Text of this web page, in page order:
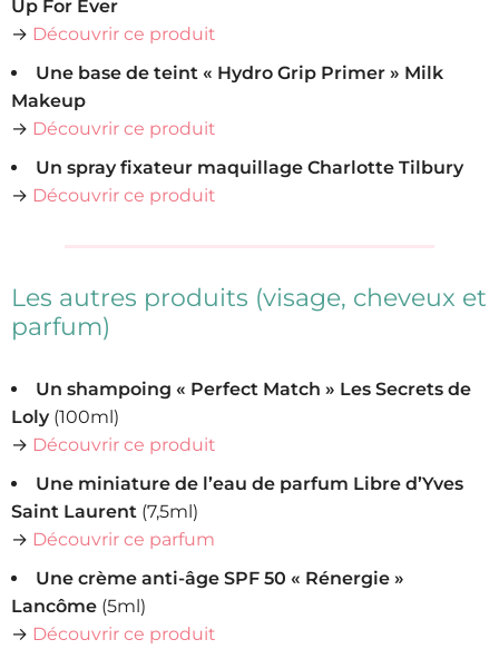
Up For Ever
→ Découvrir ce produit
Une base de teint « Hydro Grip Primer » Milk
Makeup
→ Découvrir ce produit
Un spray fixateur maquillage Charlotte Tilbury
→ Découvrir ce produit
Les autres produits (visage, cheveux et
parfum)
Un shampoing « Perfect Match » Les Secrets de
Loly(100ml)
→ Découvrir ce produit
Une miniature de l’eau de parfum Libre d’Yves
Saint Laurent (7,5ml)
→ Découvrir ce parfum
Une crème anti-âge SPF 50 « Rénergie »
Lancôme (5ml)
→ Découvrir ce produit